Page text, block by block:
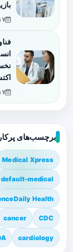
برچسب‌های
Medical Xpress
default-medical
Health
CDC
cancer
cardiology